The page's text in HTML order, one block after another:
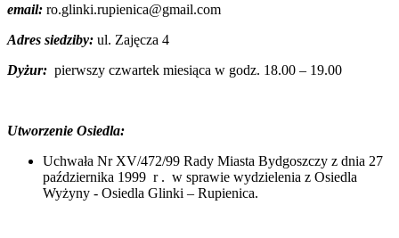
email: ro.glinki.rupienica@gmail.com
Adres siedziby: ul. Zajęcza 4
Dyżur: pierwszy czwartek miesiąca w godz. 18.00 – 19.00
Utworzenie Osiedla:
Uchwała Nr XV/472/99 Rady Miasta Bydgoszczy z dnia 27
października 1999 r . w sprawie wydzielenia z Osiedla
Wyżyny - Osiedla Glinki – Rupienica.